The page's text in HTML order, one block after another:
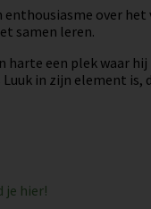
over het
samen leren.
harte een plek waar
in zijn element
je hier!